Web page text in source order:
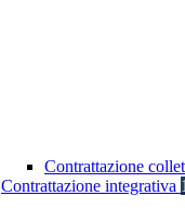
Contrattazione
Contrattazione integrativa